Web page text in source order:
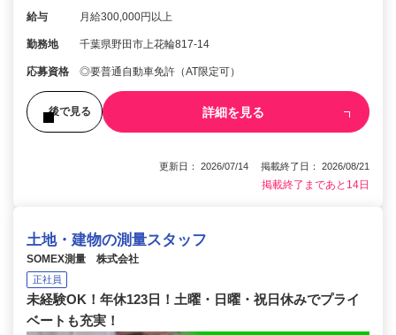
給与 月給300,000円以上
勤務地 千葉県野田市上花輪817-14
応募資格 ◎要普通自動車免許（AT限定可）
後で見る 詳細を見る
更新日： 2026/07/14 掲載終了日： 2026/08/21
掲載終了まであと14日
土地・建物の測量スタッフ
SOMEX測量 株式会社
正社員
未経験OK！年休123日！土曜・日曜・祝日休みでプライ
ベートも充実！